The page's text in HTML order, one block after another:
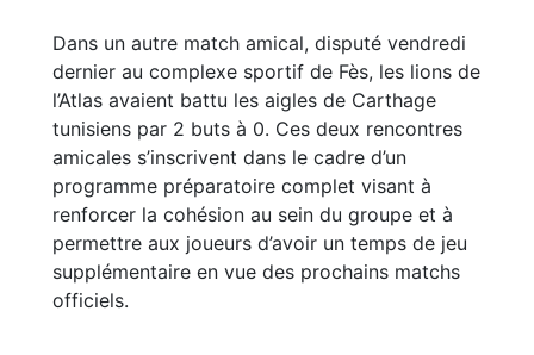
Dans un autre match amical, disputé vendredi
dernier au complexe sportif de Fès, les lions de
l’Atlas avaient battu les aigles de Carthage
tunisiens par 2 buts à 0. Ces deux rencontres
amicales s’inscrivent dans le cadre d’un
programme préparatoire complet visant à
renforcer la cohésion au sein du groupe et à
permettre aux joueurs d’avoir un temps de jeu
supplémentaire en vue des prochains matchs
officiels.